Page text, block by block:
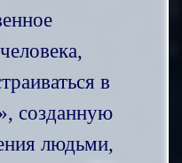
в
созданную
людьми,